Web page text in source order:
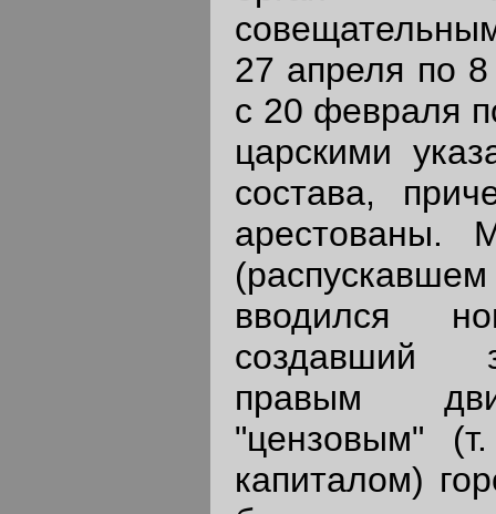
27 апреля по
с 20 февраля
царскими
состава,
вводился
создавший
правым
"цензовым"
капиталом)